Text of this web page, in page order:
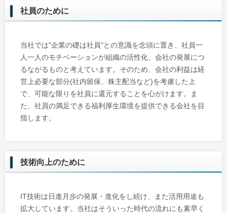
社員のために
当社では"企業の礎は社員"との意識を念頭に置き、社員一
人一人のモチベーションが組織の活性化、会社の発展につ
るながるものと考えています。そのため、会社の利益は経
営上必要な部分(社内留保、株主配当など)を考慮した上
で、可能な限りを社員に還元することを心がけます。ま
た、社員の満足できる福利厚生環境を提供できる会社を目
指します。
技術向上のために
IT技術は日進月歩の発展・進化をし続け、また活用用途も
拡大しています。当社はそういった時代の流れにも素早く